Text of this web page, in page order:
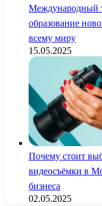
Международный
образование
всему миру
15.05.2025
Почему стоит
видеосъёмки в
бизнеса
02.05.2025